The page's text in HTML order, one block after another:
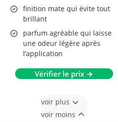
finition mate qui évite tout
brillant
parfum agréable qui laisse
une odeur légère après
l’application
Vérifier le prix →
voir plus
voir moins